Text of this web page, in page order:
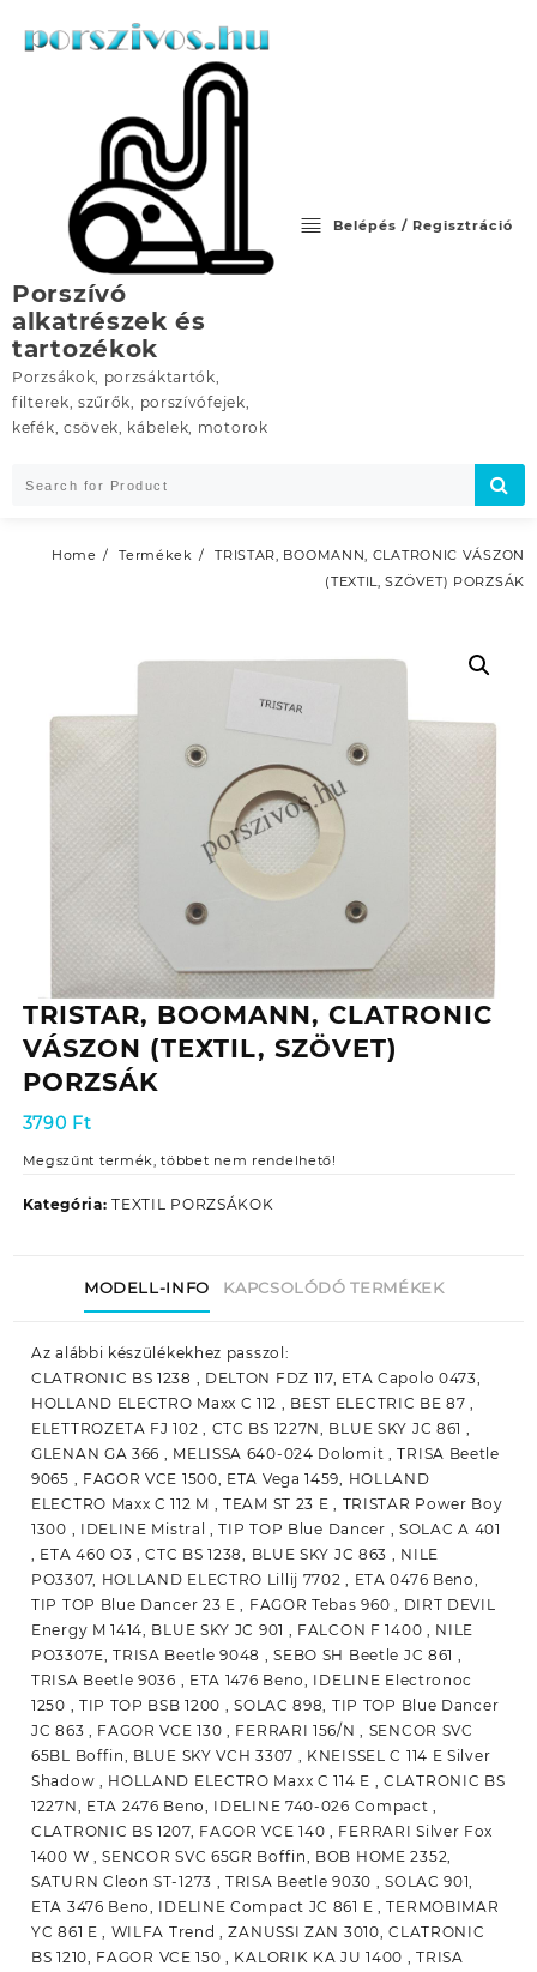
Porszívó
alkatrészek és
tartozékok
Porzsákok, porzsáktartók,
filterek, szűrők, porszívófejek,
kefék, csövek, kábelek, motorok
Belépés / Regisztráció
Home Termékek
TRISTAR, BOOMANN, CLATRONIC VÁSZON
(TEXTIL, SZÖVET) PORZSÁK
TRISTAR, BOOMANN, CLATRONIC
VÁSZON (TEXTIL, SZÖVET)
PORZSÁK
3790 Ft
Megszűnt termék, többet nem rendelhető!
Kategória:TEXTIL PORZSÁKOK
MODELL-INFO KAPCSOLÓDÓ TERMÉKEK
Az alábbi készülékekhez passzol:
CLATRONIC BS 1238 , DELTON FDZ 117, ETA Capolo 0473,
HOLLAND ELECTRO Maxx C 112 , BEST ELECTRIC BE 87 ,
ELETTROZETA FJ 102 , CTC BS 1227N, BLUE SKY JC 861 ,
GLENAN GA 366 , MELISSA 640-024 Dolomit , TRISA Beetle
9065 , FAGOR VCE 1500, ETA Vega 1459, HOLLAND
ELECTRO Maxx C 112 M , TEAM ST 23 E , TRISTAR Power Boy
1300 , IDELINE Mistral , TIP TOP Blue Dancer , SOLAC A 401
, ETA 460 O3 , CTC BS 1238, BLUE SKY JC 863 , NILE
PO3307, HOLLAND ELECTRO Lillij 7702 , ETA 0476 Beno,
TIP TOP Blue Dancer 23 E , FAGOR Tebas 960 , DIRT DEVIL
Energy M 1414, BLUE SKY JC 901 , FALCON F 1400 , NILE
PO3307E, TRISA Beetle 9048 , SEBO SH Beetle JC 861 ,
TRISA Beetle 9036 , ETA 1476 Beno, IDELINE Electronoc
1250 , TIP TOP BSB 1200 , SOLAC 898, TIP TOP Blue Dancer
JC 863 , FAGOR VCE 130 , FERRARI 156/N , SENCOR SVC
65BL Boffin, BLUE SKY VCH 3307 , KNEISSEL C 114 E Silver
Shadow , HOLLAND ELECTRO Maxx C 114 E , CLATRONIC BS
1227N, ETA 2476 Beno, IDELINE 740-026 Compact ,
CLATRONIC BS 1207, FAGOR VCE 140 , FERRARI Silver Fox
1400 W , SENCOR SVC 65GR Boffin, BOB HOME 2352,
SATURN Cleon ST-1273 , TRISA Beetle 9030 , SOLAC 901,
ETA 3476 Beno, IDELINE Compact JC 861 E , TERMOBIMAR
YC 861 E , WILFA Trend , ZANUSSI ZAN 3010, CLATRONIC
BS 1210, FAGOR VCE 150 , KALORIK KA JU 1400 , TRISA